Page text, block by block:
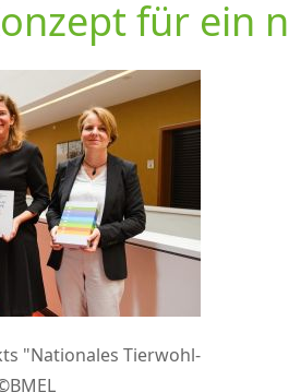
für
"Nationales Tierwohl-